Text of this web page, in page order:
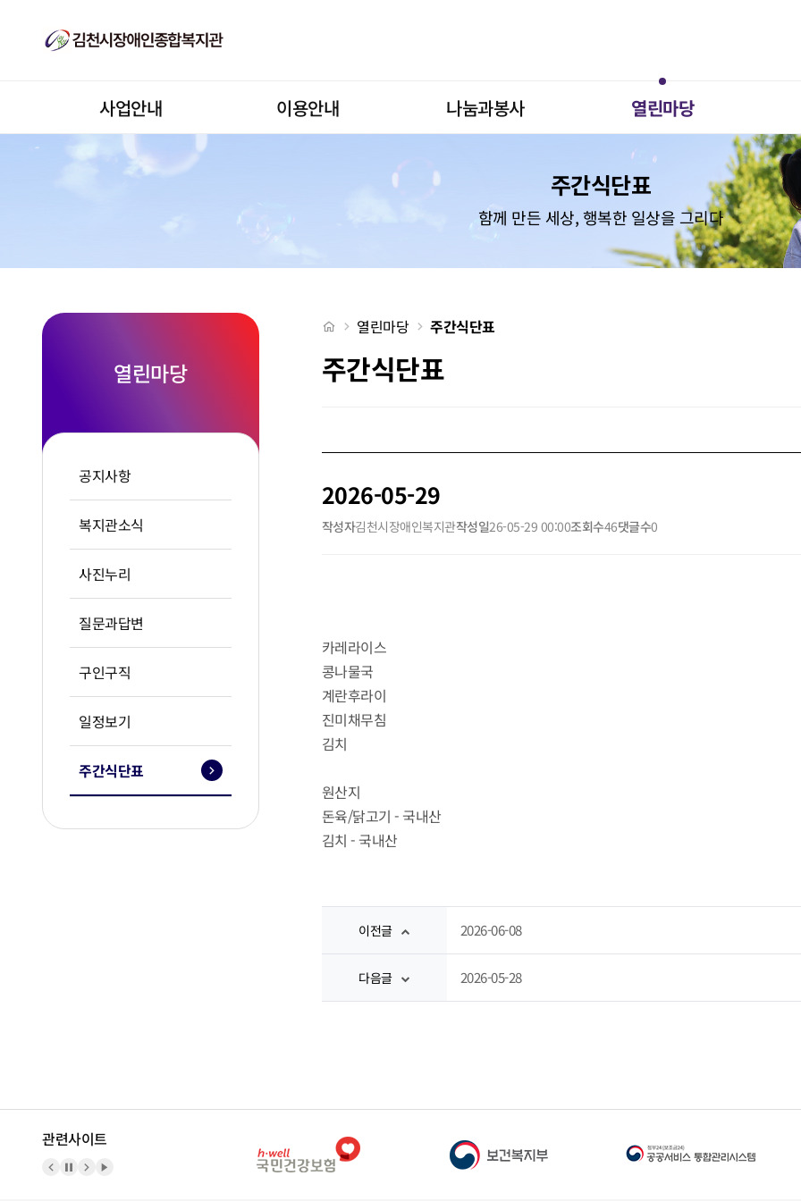
사업안내 이용안내 나눔과봉사 열린마당
주간식단표
함께 만든 세상, 행복한 일상을 그리다
처음으로
열린마당 주간식단표
주간식단표
2026-05-29
작성자김천시장애인복지관작성일26-05-29 00:00조회수46댓글수0
카레라이스
콩나물국
계란후라이
진미채무침
김치
원산지
돈육/닭고기 - 국내산
김치 - 국내산
이전글 2026-06-08
다음글 2026-05-28
열린마당
공지사항
복지관소식
사진누리
질문과답변
구인구직
일정보기
주간식단표
관련사이트
이전 배너
배너 정지
다음 배너
배너 재생